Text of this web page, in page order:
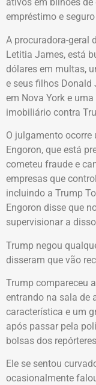
ativos em bilhões
empréstimo e
A procuradora-geral
Letitia James, está
dólares em multas,
e seus filhos Donald
em Nova York e
imobiliário contra
O julgamento
Engoron, que está
cometeu fraude e
empresas que
incluindo a Trump
Engoron disse que
supervisionar a
Trump negou
disseram que vão
Trump compareceu
entrando na sala de
característica e um
após passar pela
bolsas dos
Ele se sentou
ocasionalmente